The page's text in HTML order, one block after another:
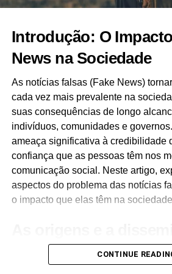
No entanto, os defensores da
a imagem no sudário foi criada
conhecido como
debatidas por cientistas,
Jack, o Estripador
Os assassinatos deJack, o
Londres, continuam a ser outro
cativou o público durante mais de
que o notório serial killer tenha
mulheres, mutilando seus corpos de
estabelecida. Alguns dos suspeitos
incluem um médico real, um
Introdução: O
News na Sociedade
As notícias falsas (Fake News)
cada vez mais prevalente na
suas consequências de longo
indivíduos, comunidades e
ameaça significativa à credibilidade
confiança que as pessoas têm nos
comunicação social. Neste artigo,
aspectos do problema das notícias
o impacto que elas têm na
fake news
CONTINUE